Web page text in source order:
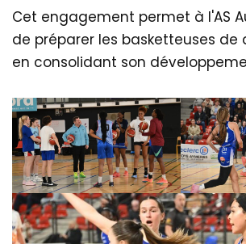
Cet engagement permet à l'AS
de préparer les basketteuses
en consolidant son